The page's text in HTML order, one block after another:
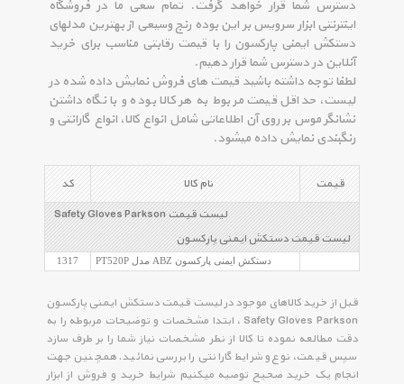
دسترس شما قرار خواهد گرفت. تمام سعی ما در فروشگاه
اینترنتی ابزار سرویس بر این بوده رنج وسیعی از بهترین مدلهای
دستکش ایمنی پارکسون را با قیمت رقابتی مناسب برای خرید
آنلاین در دسترس شما قرار دهیم.
لطفا توجه داشته باشید قیمت های فروش نمایش داده شده در
لیست، حداقل قیمت مربوط به هر کالا بوده و با نگاه داشتن
نشانگر موس بر روی آن اطلاعاتی شامل انواع کالا، انواع گارانتی و
رنگبندی نمایش داده میشود.
کد نام کالا
قیمت
لیست قیمت Safety Gloves Parkson
لیست قیمت دستکش ایمنی پارکسون
1317 دستکش ایمنی پارکسون ABZ مدل PT520P
قبل از خرید کالاهای موجود در لیست قیمت دستکش ایمنی پارکسون
Safety Gloves Parkson ، ابتدا مشخصات و توضیحات مربوطه را به
دقت مطالعه نموده تا کالا از نظر مشخصات نیاز شما را بر طرف سازد
سپس قیمت، نوع و شرایط گارانتی را بررسی نمائید. همچنین جهت
انجام یک خرید صحیح توصیه میکنیم شرایط خرید و فروش از ابزار